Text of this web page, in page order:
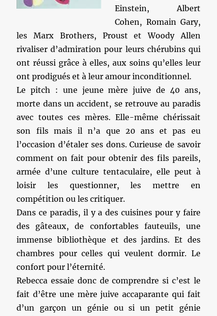
Einstein, Albert
Cohen, Romain Gary,
les Marx Brothers, Proust et Woody Allen
rivaliser d’admiration pour leurs chérubins qui
ont réussi grâce à elles, aux soins qu’elles leur
ont prodigués et à leur amour inconditionnel.
Le pitch : une jeune mère juive de 40 ans,
morte dans un accident, se retrouve au paradis
avec toutes ces mères. Elle-même chérissait
son fils mais il n’a que 20 ans et pas eu
l’occasion d’étaler ses dons. Curieuse de savoir
comment on fait pour obtenir des fils pareils,
armée d’une culture tentaculaire, elle peut à
loisir les questionner, les mettre en
compétition ou les critiquer.
Dans ce paradis, il y a des cuisines pour y faire
des gâteaux, de confortables fauteuils, une
immense bibliothèque et des jardins. Et des
chambres pour celles qui veulent dormir. Le
confort pour l’éternité.
Rebecca essaie donc de comprendre si c’est le
fait d’être une mère juive accaparante qui fait
d’un garçon un génie ou si un petit génie